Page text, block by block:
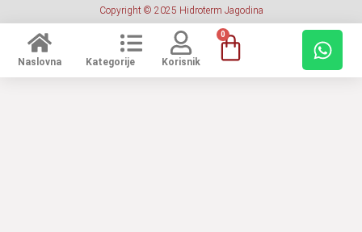
Copyright © 2025 Hidroterm Jagodina
Naslovna Kategorije Korisnik
0